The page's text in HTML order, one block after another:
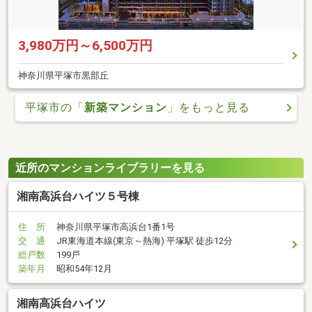
3,980万円～6,500万円
神奈川県平塚市黒部丘
平塚市の「 新築マンション 」をもっと見る
近所のマンションライブラリーを見る
湘南高浜台ハイツ５号棟
住 所
神奈川県平塚市高浜台1番1号
交 通
JR東海道本線(東京～熱海) 平塚駅 徒歩12分
総戸数
199戸
築年月
昭和54年12月
湘南高浜台ハイツ